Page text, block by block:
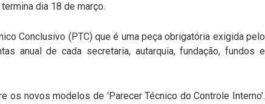
dia 18 de março.
Conclusivo (PTC) que é uma peça obrigatória exigida pelo
anual de cada secretaria, autarquia, fundação, fundos e
os novos modelos de 'Parecer Técnico do Controle Interno'.